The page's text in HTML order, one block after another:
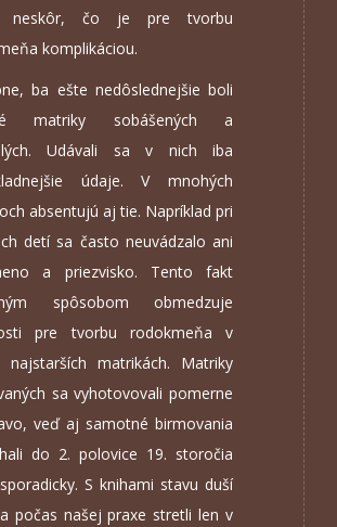
neskôr, čo je pre tvorbu
komplikáciou.
ba ešte nedôslednejšie boli
matriky sobášených a
Udávali sa v nich iba
údaje. V mnohých
absentujú aj tie. Napríklad pri
detí sa často neuvádzalo ani
a priezvisko. Tento fakt
spôsobom obmedzuje
pre tvorbu rodokmeňa v
najstarších matrikách. Matriky
sa vyhotovovali pomerne
veď aj samotné birmovania
do 2. polovice 19. storočia
S knihami stavu duší
počas našej praxe stretli len v